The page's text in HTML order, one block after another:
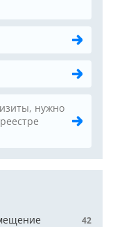
нужно
42